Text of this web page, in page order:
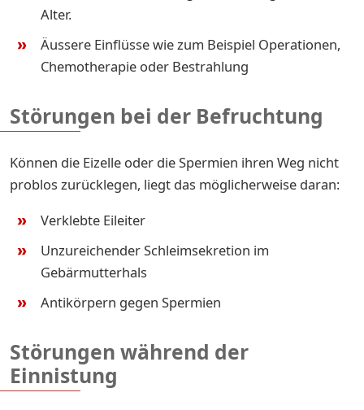
Alter.
Äussere Einflüsse wie zum Beispiel Operationen,
Chemotherapie oder Bestrahlung
Störungen bei der Befruchtung
Können die Eizelle oder die Spermien ihren Weg nicht
problos zurücklegen, liegt das möglicherweise daran:
Verklebte Eileiter
Unzureichender Schleimsekretion im
Gebärmutterhals
Antikörpern gegen Spermien
Störungen während der
Einnistung